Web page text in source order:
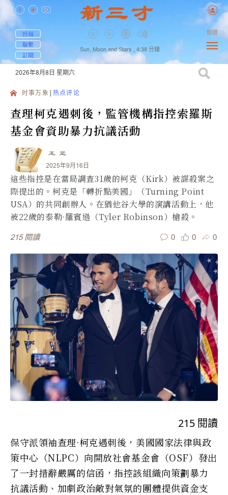
投稿
聯繫
訂閱
Sun, Moon and Stars , 4:38 分鐘
簡體
2026年8月8日 星期六
时事万象 热点评论
查理柯克遇刺後，監管機構指控索羅斯
基金會資助暴力抗議活動
王 坚
2025年9月16日
這些指控是在當局調查31歲的柯克（Kirk）被謀殺案之
際提出的。柯克是「轉折點美國」（Turning Point
USA）的共同創辦人。在猶他谷大學​​的演講活動上，他
被22歲的泰勒·羅賓遜（Tyler Robinson）槍殺。
215 閱讀 0 0 0
215 閱讀
保守派領袖查理·柯克遇刺後，美國國家法律與政
策中心（NLPC）向開放社會基金會（OSF）發出
了一封措辭嚴厲的信函，指控該組織向策劃暴力
抗議活動、加劇政治敵對氣氛的團體提供資金支